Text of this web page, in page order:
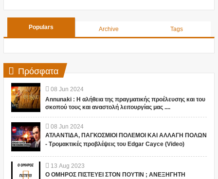
Populars Archive Tags
Πρόσφατα
08 Jun 2024
Annunaki : Η αλήθεια της πραγματικής προέλευσης και του
σκοπού τους και αναστολή λειτουργίας μας ....
08 Jun 2024
ΑΤΛΑΝΤΙΔΑ, ΠΑΓΚΟΣΜΙΟΙ ΠΟΛΕΜΟΙ ΚΑΙ ΑΛΛΑΓΗ ΠΟΛΩΝ
- Τρομακτικές προβλέψεις του Edgar Cayce (Video)
13 Aug 2023
Ο ΟΜΗΡΟΣ ΠΙΣΤΕΥΕΙ ΣΤΟΝ ΠΟΥΤΙΝ ; ΑΝΕΞΗΓΗΤΗ